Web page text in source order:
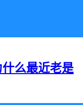
么最近老是